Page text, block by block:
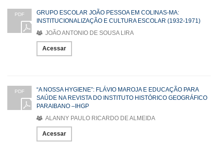
PDF
GRUPO ESCOLAR JOÃO PESSOA EM COLINAS-MA:
INSTITUCIONALIZAÇÃO E CULTURA ESCOLAR (1932-1971)
JOÃO ANTONIO DE SOUSA LIRA
Acessar
PDF
“A NOSSA HYGIENE”: FLÁVIO MAROJA E EDUCAÇÃO PARA
SAÚDE NA REVISTA DO INSTITUTO HISTÓRICO GEOGRÁFICO
PARAIBANO –IHGP
ALANNY PAULO RICARDO DE ALMEIDA
Acessar